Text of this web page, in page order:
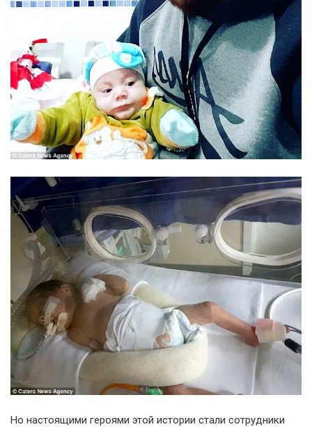
Но настоящими героями этой истории стали сотрудники